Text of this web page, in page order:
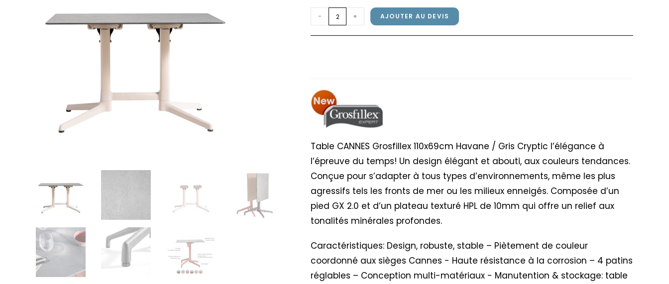
quantité
de
Table
Havane
/
Gris
Cryptic
- + AJOUTER AU DEVIS
Table CANNES Grosfillex 110x69cm Havane / Gris Cryptic l’élégance à
l’épreuve du temps! Un design élégant et abouti, aux couleurs tendances.
Conçue pour s’adapter à tous types d’environnements, même les plus
agressifs tels les fronts de mer ou les milieux enneigés. Composée d’un
pied GX 2.0 et d’un plateau texturé HPL de 10mm qui offre un relief aux
tonalités minérales profondes.
Caractéristiques: Design, robuste, stable – Piètement de couleur
coordonné aux sièges Cannes - Haute résistance à la corrosion – 4 patins
réglables – Conception multi-matériaux - Manutention & stockage: table